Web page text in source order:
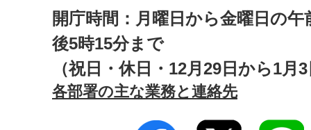
開庁時間：月曜日から金曜日の午
後5時15分まで
（祝日・休日・12月29日から1月
各部署の主な業務と連絡先